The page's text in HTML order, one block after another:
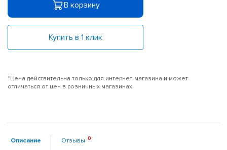
В корзину
Купить в 1 клик
*Цена действительна только для интернет-магазина и может
отличаться от цен в розничных магазинах
Описание Отзывы